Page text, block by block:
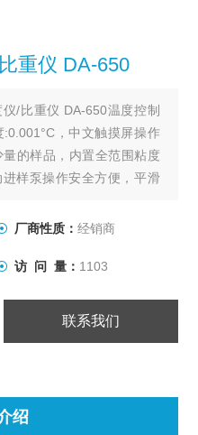
重仪 DA-650
/比重仪 DA-650温度控制
，中文触摸屏操作
的样品，内置全范围粘度
样泵操作安全方便，平滑
厂商性质： 经销商
访 问 量： 1103
联系我们
绍